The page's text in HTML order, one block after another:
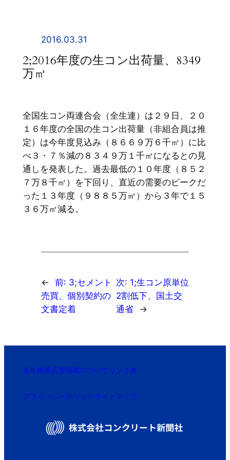
2016.03.31
2;2016年度の生コン出荷量、8349
万㎥
全国生コン両連合会（全生連）は２９日、２０
１６年度の全国の生コン出荷量（非組合員は推
定）は今年度見込み（８６６９万６千㎥）に比
べ３・７％減の８３４９万１千㎥になるとの見
通しを発表した。過去最低の１０年度（８５２
７万８千㎥）を下回り、直近の需要のピークだ
った１３年度（９８８５万㎥）から３年で１５
３６万㎥減る。
← 前: 3;セメント
売買、個別契約の
文書定着
次: 1;生コン原単位
2割低下、国土交
通省
→
会社概要広告掲載について リンク集
プライバシーポリシーサイトマップ